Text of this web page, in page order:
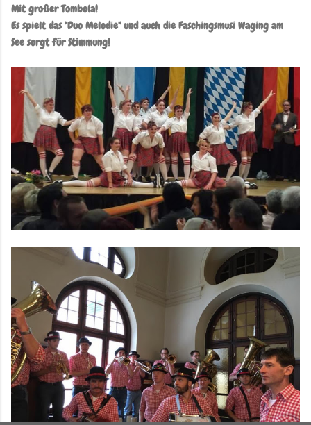
Mit großer Tombola!
Es spielt das "Duo Melodie" und auch die Faschingsmusi Waging am
Seesorgt für Stimmung!